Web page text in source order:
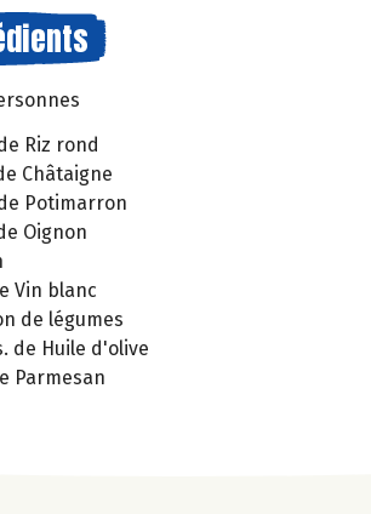
Riz rond
Châtaigne
Potimarron
Oignon
Vin blanc
de légumes
de Huile d'olive
Parmesan